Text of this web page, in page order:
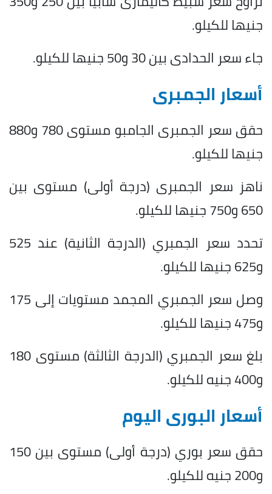
جنيها للكيلو.
جاء سعر الحدادى بين 30 و50 جنيها للكيلو.
أسعار الجمبرى
حقق سعر الجمبرى الجامبو مستوى 780 و880
جنيها للكيلو.
ناهز سعر الجمبرى (درجة أولى) مستوى بين
650 و750 جنيها للكيلو.
تحدد سعر الجمبري (الدرجة الثانية) عند 525
و625 جنيها للكيلو.
وصل سعر الجمبري المجمد مستويات إلى 175
و475 جنيها للكيلو.
بلغ سعر الجمبري (الدرجة الثالثة) مستوى 180
و400 جنيه للكيلو.
أسعار البورى اليوم
حقق سعر بوري (درجة أولى) مستوى بين 150
و200 جنيه للكيلو.